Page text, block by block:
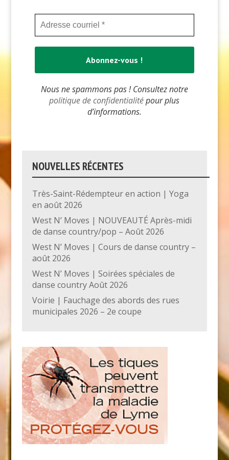
Nous ne spammons pas ! Consultez notre
politique de confidentialitépour plus
d’informations.
NOUVELLES RÉCENTES
Très-Saint-Rédempteur en action | Yoga
en août 2026
West N’ Moves | NOUVEAUTÉ Après-midi
de danse country/pop – Août 2026
West N’ Moves | Cours de danse country –
août 2026
West N’ Moves | Soirées spéciales de
danse country Août 2026
Voirie | Fauchage des abords des rues
municipales 2026 – 2e coupe